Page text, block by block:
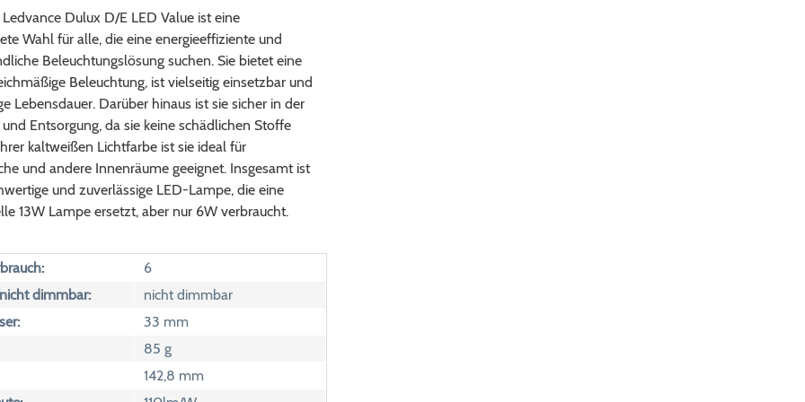
Dulux D/E LED Value ist eine
Wahl für alle, die eine energieeffiziente und
Beleuchtungslösung suchen. Sie bietet eine
Beleuchtung, ist vielseitig einsetzbar und
Lebensdauer. Darüber hinaus ist sie sicher in der
Entsorgung, da sie keine schädlichen Stoffe
kaltweißen Lichtfarbe ist sie ideal für
und andere Innenräume geeignet. Insgesamt ist
und zuverlässige LED-Lampe, die eine
13W Lampe ersetzt, aber nur 6W verbraucht.
6
dimmbar:
nicht dimmbar
33 mm
85 g
142,8 mm